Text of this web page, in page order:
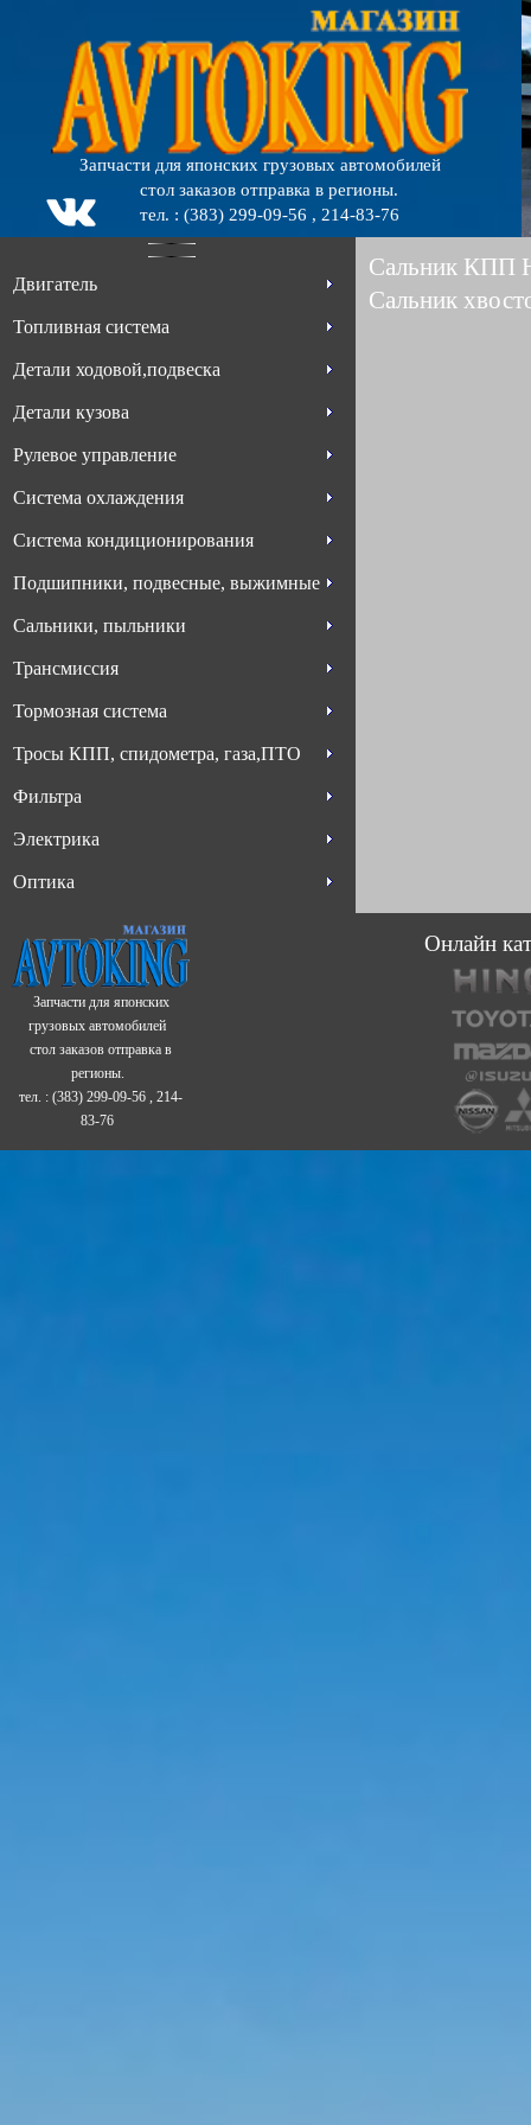
Запчасти для японских грузовых автомобилей
стол заказов отправка в регионы.
тел. : (383) 299-09-56 , 214-83-76
Двигатель
Топливная система
Детали ходовой,подвеска
Детали кузова
Рулевое управление
Система охлаждения
Система кондиционирования
Подшипники, подвесные, выжимные
Сальники, пыльники
Трансмиссия
Тормозная система
Тросы КПП, спидометра, газа,ПТО
Фильтра
Электрика
Оптика
Сальник КПП
Сальник
Онлайн
Запчасти для японских
грузовых автомобилей
стол заказов отправка в
регионы.
тел. : (383) 299-09-56 , 214-
83-76